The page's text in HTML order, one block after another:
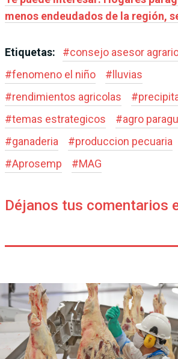
menos endeudados de la región,
Etiquetas: #consejo asesor
#fenomeno el niño # lluvias
#rendimientos agricolas #
#temas estrategicos #agro
#ganaderia #produccion pecuaria
#Aprosemp #MAG
Déjanos tus comentarios